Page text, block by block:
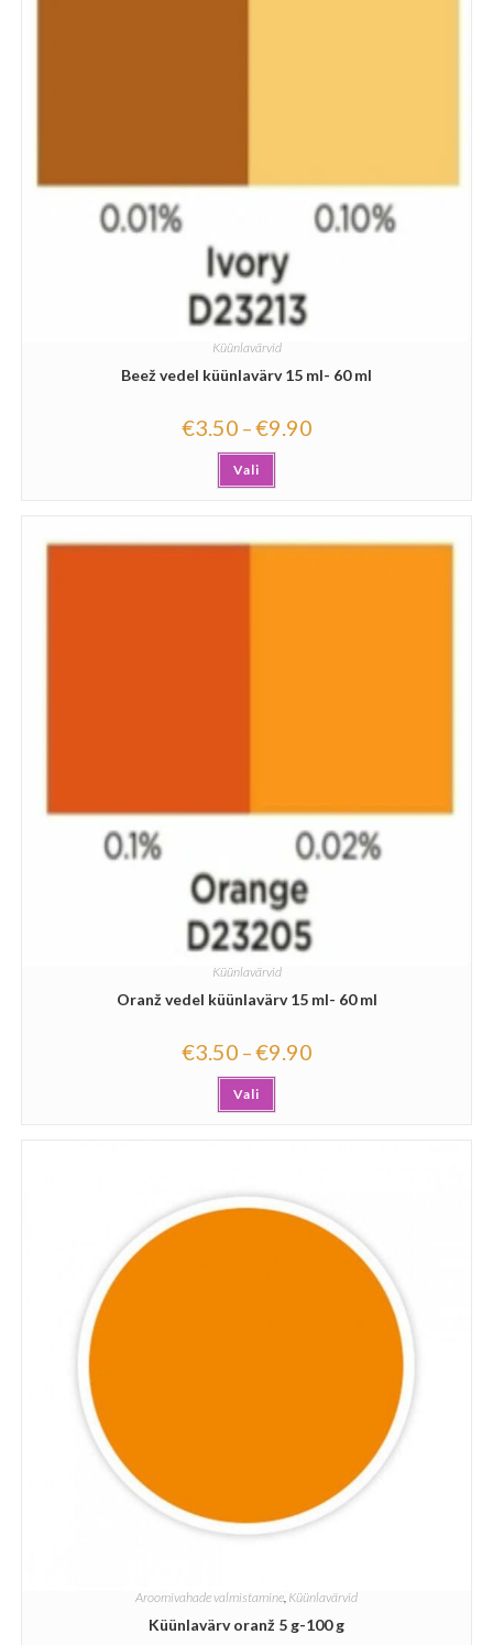
Küünlavärvid
Beež vedel küünlavärv 15 ml- 60 ml
€3.50 –€9.90
Vali
Küünlavärvid
Oranž vedel küünlavärv 15 ml- 60 ml
€3.50 –€9.90
Vali
Aroomivahade valmistamine Küünlavärvid
Küünlavärv oranž 5 g-100 g